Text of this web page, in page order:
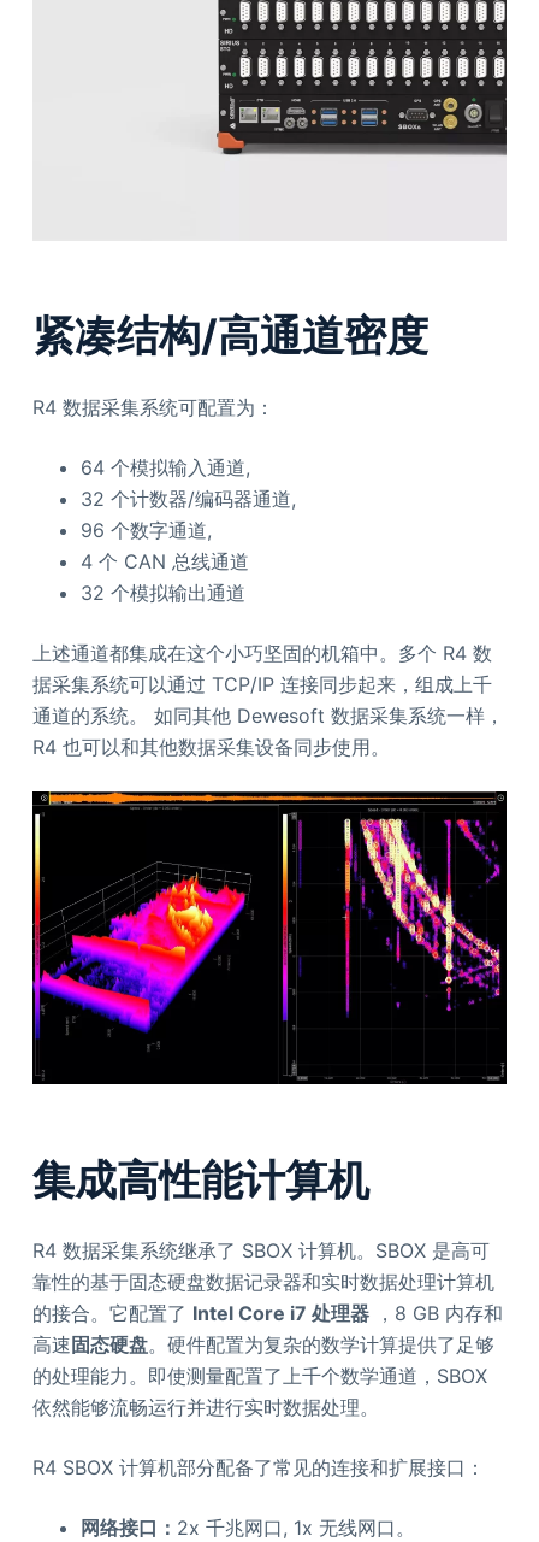
紧凑结构/高通道密度
R4 数据采集系统可配置为：
64 个模拟输入通道,
32 个计数器/编码器通道,
96 个数字通道,
4 个 CAN 总线通道
32 个模拟输出通道
上述通道都集成在这个小巧坚固的机箱中。多个 R4 数
据采集系统可以通过 TCP/IP 连接同步起来，组成上千
通道的系统。 如同其他 Dewesoft 数据采集系统一样，
R4 也可以和其他数据采集设备同步使用。
集成高性能计算机
R4 数据采集系统继承了 SBOX 计算机。SBOX 是高可
靠性的基于固态硬盘数据记录器和实时数据处理计算机
的接合。它配置了 Intel Core i7 处理器，8 GB 内存和
高速 固态硬盘。硬件配置为复杂的数学计算提供了足够
的处理能力。即使测量配置了上千个数学通道，SBOX
依然能够流畅运行并进行实时数据处理。
R4 SBOX 计算机部分配备了常见的连接和扩展接口：
网络接口： 2x 千兆网口, 1x 无线网口。